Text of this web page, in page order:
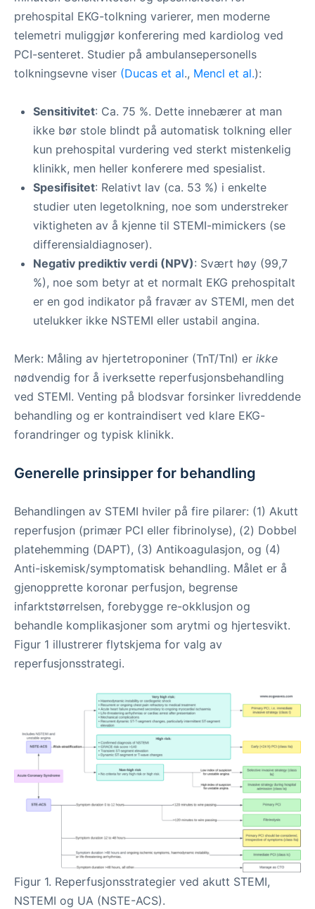
prehospital EKG-tolkning varierer, men moderne
telemetri muliggjør konferering med kardiolog ved
PCI-senteret. Studier på ambulansepersonells
tolkningsevne viser (Ducas et al., Mencl et al.):
Sensitivitet: Ca. 75 %. Dette innebærer at man
ikke bør stole blindt på automatisk tolkning eller
kun prehospital vurdering ved sterkt mistenkelig
klinikk, men heller konferere med spesialist.
Spesifisitet: Relativt lav (ca. 53 %) i enkelte
studier uten legetolkning, noe som understreker
viktigheten av å kjenne til STEMI-mimickers (se
differensialdiagnoser).
Negativ prediktiv verdi (NPV): Svært høy (99,7
%), noe som betyr at et normalt EKG prehospitalt
er en god indikator på fravær av STEMI, men det
utelukker ikke NSTEMI eller ustabil angina.
Merk: Måling av hjertetroponiner (TnT/TnI) er ikke
nødvendig for å iverksette reperfusjonsbehandling
ved STEMI. Venting på blodsvar forsinker livreddende
behandling og er kontraindisert ved klare EKG-
forandringer og typisk klinikk.
Generelle prinsipper for behandling
Behandlingen av STEMI hviler på fire pilarer: (1) Akutt
reperfusjon (primær PCI eller fibrinolyse), (2) Dobbel
platehemming (DAPT), (3) Antikoagulasjon, og (4)
Anti-iskemisk/symptomatisk behandling. Målet er å
gjenopprette koronar perfusjon, begrense
infarktstørrelsen, forebygge re-okklusjon og
behandle komplikasjoner som arytmi og hjertesvikt.
Figur 1 illustrerer flytskjema for valg av
reperfusjonsstrategi.
Figur 1. Reperfusjonsstrategier ved akutt STEMI,
NSTEMI og UA (NSTE-ACS).